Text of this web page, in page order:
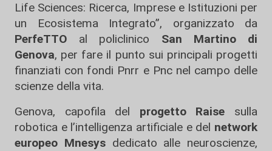
Life Sciences: Ricerca, Imprese e Istituzioni per
un Ecosistema Integrato”, organizzato da
PerfeTTO al policlinico San Martino di
Genova, per fare il punto sui principali progetti
finanziati con fondi Pnrr e Pnc nel campo delle
scienze della vita.
Genova, capofila del progetto Raise sulla
robotica e l’intelligenza artificiale e del network
europeo Mnesysdedicato alle neuroscienze,